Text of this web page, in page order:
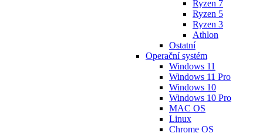
Ryzen 7
Ryzen 5
Ryzen 3
Athlon
Ostatní
Operační systém
Windows 11
Windows 11 Pro
Windows 10
Windows 10 Pro
MAC OS
Linux
Chrome OS